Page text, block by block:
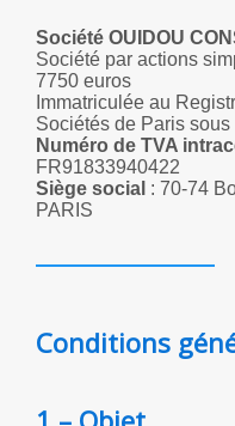
Société OUIDOU
Société par actions
7750 euros
Immatriculée au
Sociétés de Paris
Numéro de TVA
FR91833940422
Siège social : 70-74
PARIS
Conditions